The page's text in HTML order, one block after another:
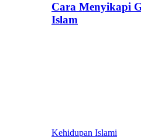
Cara Menyikapi
Islam
Kehidupan Islami